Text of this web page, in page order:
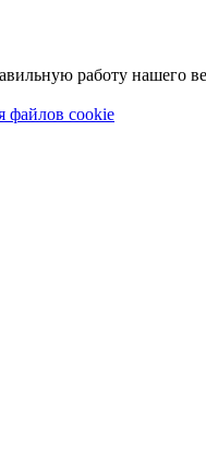
работу нашего
файлов cookie